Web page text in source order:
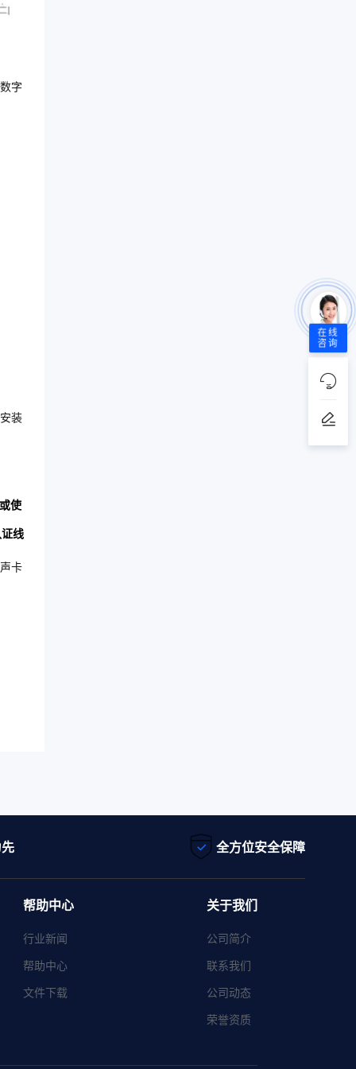
字
装
使
线
卡
全方位安全保障
帮助中心
行业新闻
帮助中心
文件下载
关于我们
公司简介
联系我们
公司动态
荣誉资质
在线
咨询